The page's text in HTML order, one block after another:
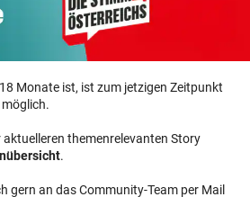
Monate ist, ist zum jetzigen Zeitpunkt
aktuelleren themenrelevanten Story
.
gern an das Community-Team per Mail